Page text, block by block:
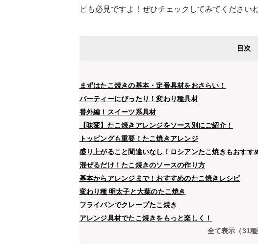
ピも必見ですよ！ぜひチェックしてみてくださいね
目次
まずはたこ焼きの基本・定番具材をおさらい！
パーティーにぴったり！変わり種具材
番外編！スイーツ系具材
【味変】たこ焼きアレンジをソース別にご紹介！
トッピングも重要！たこ焼きアレンジ
盛り上がること間違いなし！ロシアンたこ焼きもおすす
混ぜるだけ！たこ焼きのソースの作り方
基本からアレンジまで！おすすめのたこ焼きレシピ
変わり種 明太子と大葉のたこ焼き
フライパンでクレープたこ焼き
アレンジ具材でたこ焼きをもっと楽しく！
全て表示（31種